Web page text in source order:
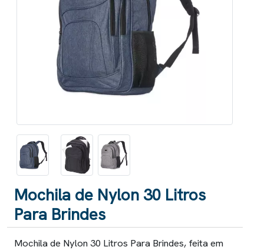
Mochila de Nylon 30 Litros
Para Brindes
Mochila de Nylon 30 Litros Para Brindes, feita em